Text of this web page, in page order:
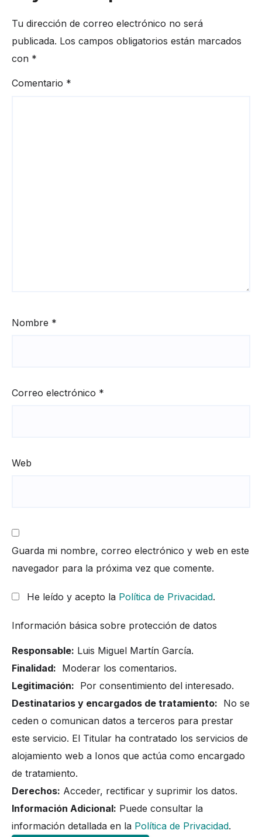
Tu dirección de correo electrónico no será
publicada. Los campos obligatorios están marcados
con *
Comentario *
Nombre *
Correo electrónico *
Web
Guarda mi nombre, correo electrónico y web en este
navegador para la próxima vez que comente.
He leído y acepto la Política de Privacidad.
Información básica sobre protección de datos
Responsable: Luis Miguel Martín García.
Finalidad: Moderar los comentarios.
Legitimación: Por consentimiento del interesado.
Destinatarios y encargados de tratamiento: No se
ceden o comunican datos a terceros para prestar
este servicio. El Titular ha contratado los servicios de
alojamiento web a Ionos que actúa como encargado
de tratamiento.
Derechos: Acceder, rectificar y suprimir los datos.
Información Adicional: Puede consultar la
información detallada en la Política de Privacidad.